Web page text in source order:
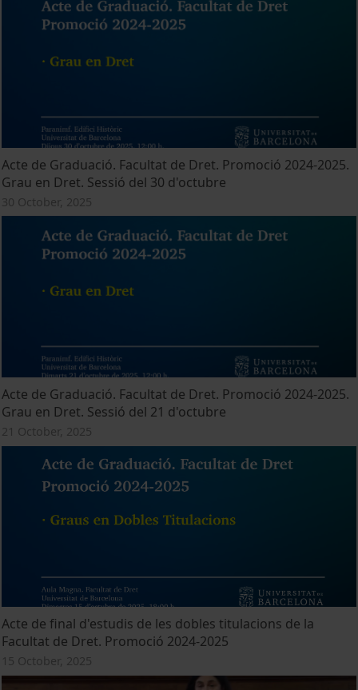
Acte de Graduació. Facultat de Dret. Promoció 2024-2025.
Grau en Dret. Sessió del 30 d'octubre
30 October, 2025
Acte de Graduació. Facultat de Dret. Promoció 2024-2025.
Grau en Dret. Sessió del 21 d'octubre
21 October, 2025
Acte de final d'estudis de les dobles titulacions de la
Facultat de Dret. Promoció 2024-2025
15 October, 2025